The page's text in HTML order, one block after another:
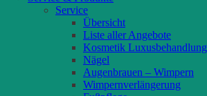
Service
Übersicht
Liste aller Angebote
Kosmetik Luxusbehandlung
Nägel
Augenbrauen – Wimpern
Wimpernverlängerung